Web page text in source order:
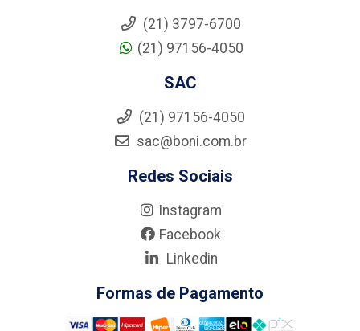
(21) 3797-6700
(21) 97156-4050
SAC
(21) 97156-4050
sac@boni.com.br
Redes Sociais
Instagram
Facebook
Linkedin
Formas de Pagamento